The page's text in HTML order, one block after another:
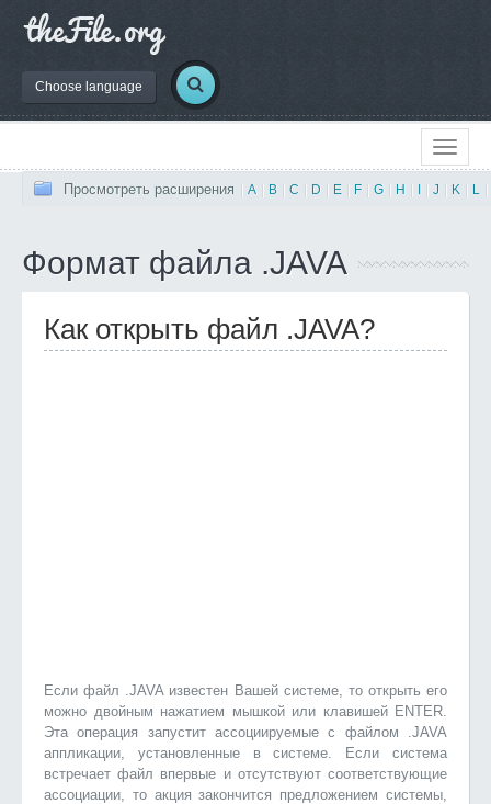
Choose language
Просмотреть расширения A B C D E F G H J K L
Формат файла .JAVA
Как открыть файл .JAVA?
Если файл .JAVA известен Вашей системе, то открыть его
можно двойным нажатием мышкой или клавишей ENTER.
Эта операция запустит ассоциируемые с файлом .JAVA
аппликации, установленные в системе. Если система
встречает файл впервые и отсутствуют соответствующие
ассоциации, то акция закончится предложением системы,